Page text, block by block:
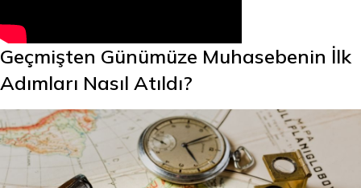
Geçmişten Günümüze Muhasebenin İlk
Adımları Nasıl Atıldı?